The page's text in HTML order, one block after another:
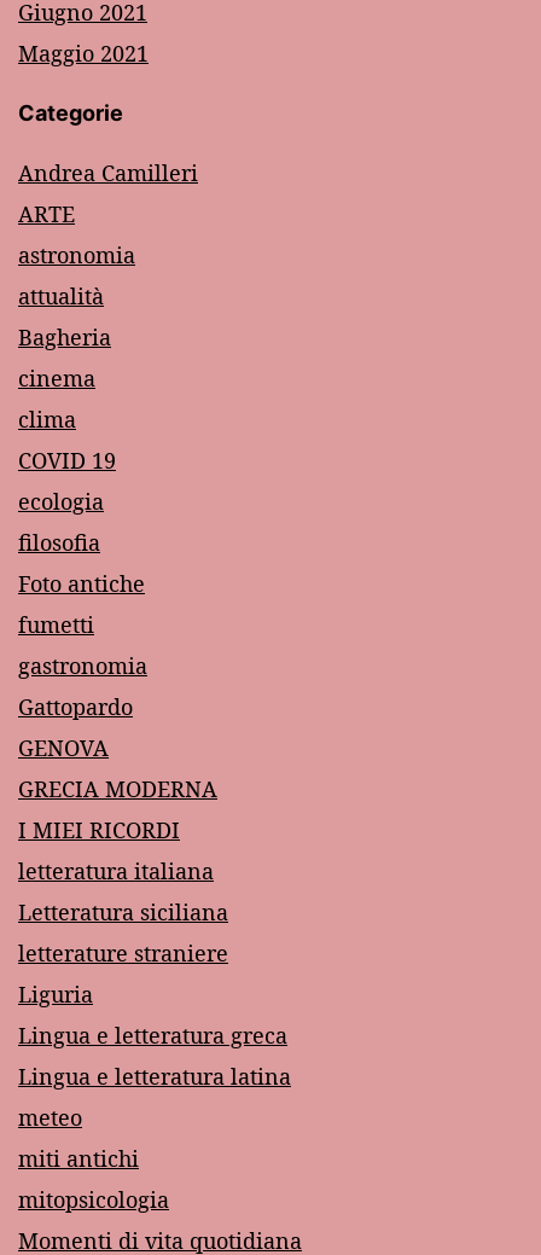
Giugno 2021
Maggio 2021
Categorie
Andrea Camilleri
ARTE
astronomia
attualità
Bagheria
cinema
clima
COVID 19
ecologia
filosofia
Foto antiche
fumetti
gastronomia
Gattopardo
GENOVA
GRECIA MODERNA
I MIEI RICORDI
letteratura italiana
Letteratura siciliana
letterature straniere
Liguria
Lingua e letteratura greca
Lingua e letteratura latina
meteo
miti antichi
mitopsicologia
Momenti di vita quotidiana